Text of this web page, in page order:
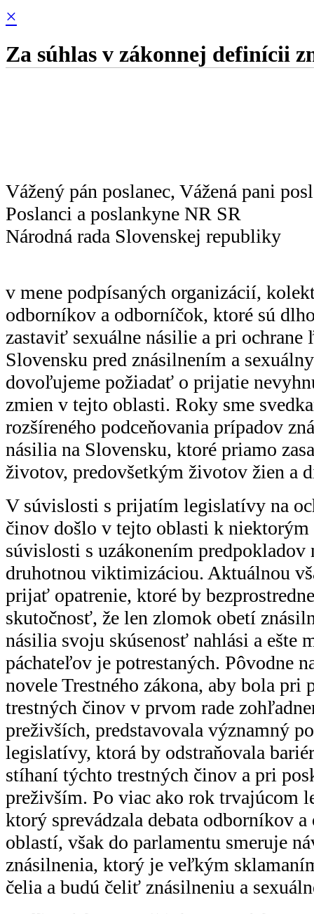
×
Za súhlas v zákonnej definícii
Vážený pán poslanec, Vážená pani
Poslanci a poslankyne NR SR
Národná rada Slovenskej republiky
v mene podpísaných organizácií,
odborníkov a odborníčok, ktoré sú
zastaviť sexuálne násilie a pri
Slovensku pred znásilnením a
dovoľujeme požiadať o prijatie
zmien v tejto oblasti. Roky sme
rozšíreného podceňovania prípadov
násilia na Slovensku, ktoré priamo
životov, predovšetkým životov žien a
V súvislosti s prijatím legislatívy na
činov došlo v tejto oblasti k niektorým
súvislosti s uzákonením predpokladov
druhotnou viktimizáciou. Aktuálnou
prijať opatrenie, ktoré by
skutočnosť, že len zlomok obetí
násilia svoju skúsenosť nahlási a ešte
páchateľov je potrestaných. Pôvodne
novele Trestného zákona, aby bola pri
trestných činov v prvom rade
preživších, predstavovala významný
legislatívy, ktorá by odstraňovala
stíhaní týchto trestných činov a pri
preživším. Po viac ako rok trvajúcom
ktorý sprevádzala debata odborníkov
oblastí, však do parlamentu smeruje
znásilnenia, ktorý je veľkým
čelia a budú čeliť znásilneniu a